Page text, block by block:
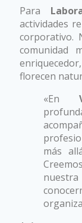
Para
actividades
corporativo.
comunidad
florecen
«En
más